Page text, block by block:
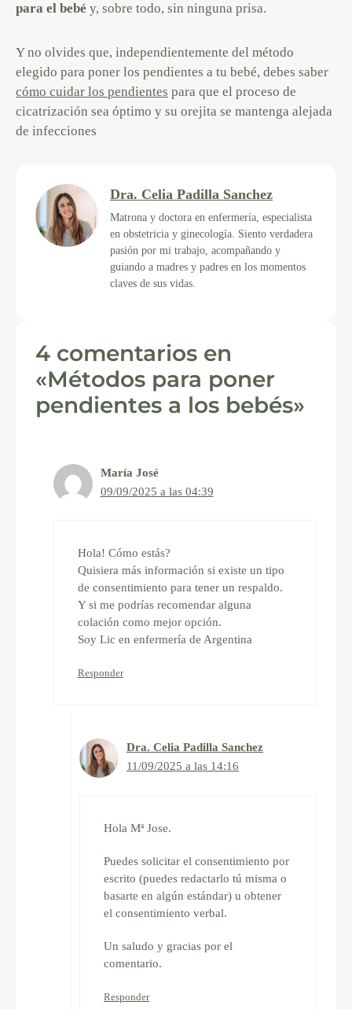
para el bebé y, sobre todo, sin ninguna prisa.
Y no olvides que, independientemente del método
elegido para poner los pendientes a tu bebé, debes saber
cómo cuidar los pendientes para que el proceso de
cicatrización sea óptimo y su orejita se mantenga alejada
de infecciones
Dra. Celia Padilla Sanchez
Matrona y doctora en enfermería, especialista
en obstetricia y ginecología. Siento verdadera
pasión por mi trabajo, acompañando y
guiando a madres y padres en los momentos
claves de sus vidas.
4 comentarios en
«Métodos para poner
pendientes a los bebés»
María José
09/09/2025 a las 04:39
Hola! Cómo estás?
Quisiera más información si existe un tipo
de consentimiento para tener un respaldo.
Y si me podrías recomendar alguna
colación como mejor opción.
Soy Lic en enfermería de Argentina
Responder
Dra. Celia Padilla Sanchez
11/09/2025 a las 14:16
Hola Mª Jose.
Puedes solicitar el consentimiento por
escrito (puedes redactarlo tú misma o
basarte en algún estándar) u obtener
el consentimiento verbal.
Un saludo y gracias por el
comentario.
Responder